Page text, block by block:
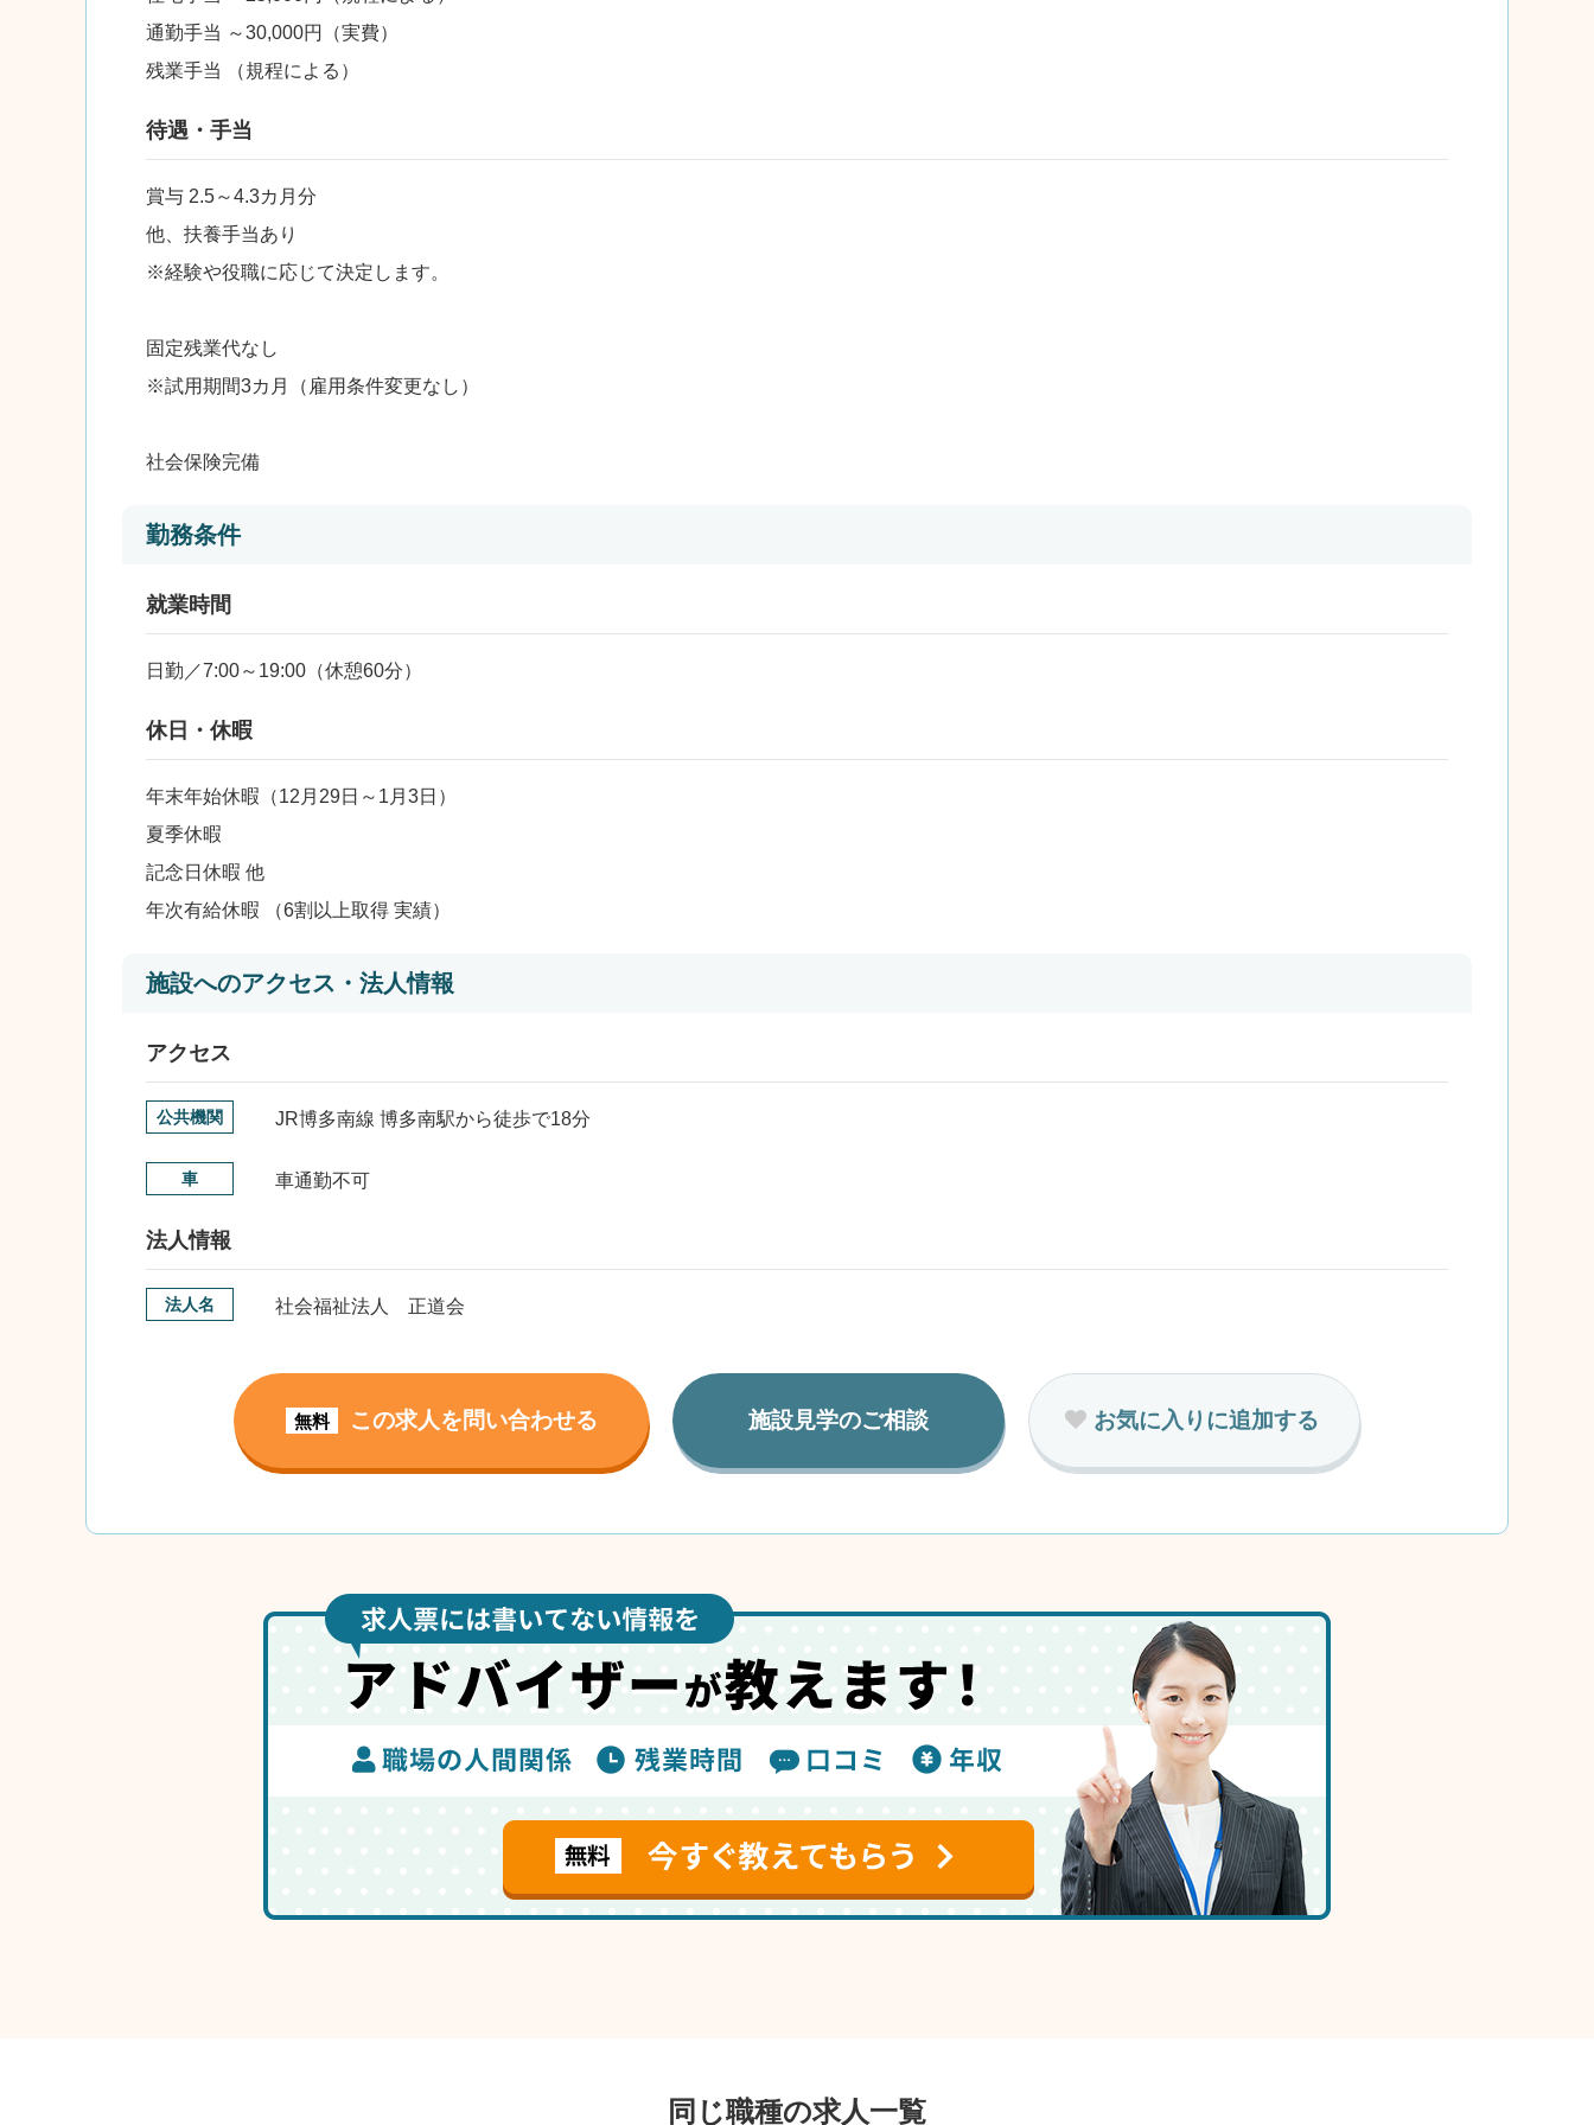
通勤手当 ～30,000円（実費）
残業手当 （規程による）
待遇・手当
賞与 2.5～4.3カ月分
他、扶養手当あり
※経験や役職に応じて決定します。
固定残業代なし
※試用期間3カ月（雇用条件変更なし）
社会保険完備
勤務条件
就業時間
日勤／7:00～19:00（休憩60分）
休日・休暇
年末年始休暇（12月29日～1月3日）
夏季休暇
記念日休暇 他
年次有給休暇 （6割以上取得 実績）
施設へのアクセス・法人情報
アクセス
公共機関 JR博多南線 博多南駅から徒歩で18分
車 車通勤不可
法人情報
法人名 社会福祉法人 正道会
無料 この求人を問い合わせる 施設見学のご相談 お気に入りに追加する
同じ職種の求人一覧